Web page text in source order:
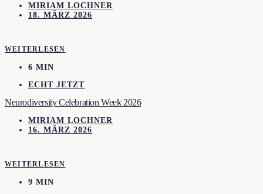
MIRIAM LOCHNER
18. MÄRZ 2026
WEITERLESEN
6 MIN
ECHT JETZT
Neurodiversity Celebration Week 2026
MIRIAM LOCHNER
16. MÄRZ 2026
WEITERLESEN
9 MIN